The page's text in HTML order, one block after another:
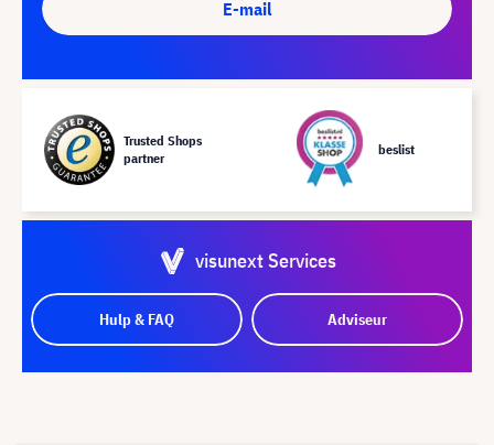
E-mail
Trusted Shops
partner
beslist
visunext Services
Hulp & FAQ Adviseur